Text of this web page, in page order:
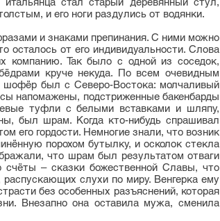
и его ноги раздулись от водянки.
и знаками препинания. С ними можно
осталось от его индивидуальности. Слова
компанию. Так было с одной из соседок,
круче некуда. По всем очевидным
шофёр был с Северо-Востока: молчаливый
напомажены, подстриженные бакенбарды
туфли с белыми вставками и шляпу,
был шрам. Когда кто-нибудь спрашивал
его гордости. Немногие знали, что возник
порохом бутылку, и осколок стекла
что шрам был результатом отваги
счёты – сказки божественной Славы, что
слухи по миру. Венгерка ему
без особенных разъяснений, которая
Внезапно она оставила мужа, сменила